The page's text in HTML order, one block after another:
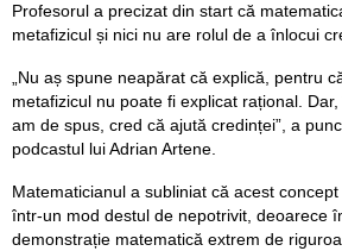
Profesorul a precizat din start că
metafizicul și nici nu are rolul de a înlocui
„Nu aș spune neapărat că explică, pentru
metafizicul nu poate fi explicat rațional.
am de spus, cred că ajută credinței”, a
podcastul lui Adrian Artene.
Matematicianul a subliniat că acest concept
într-un mod destul de nepotrivit, deoarece
demonstrație matematică extrem de